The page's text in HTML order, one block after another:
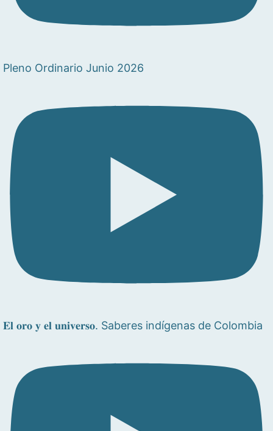
Pleno Ordinario Junio 2026
𝐄𝐥 𝐨𝐫𝐨 𝐲 𝐞𝐥 𝐮𝐧𝐢𝐯𝐞𝐫𝐬𝐨. Saberes indígenas de Colombia